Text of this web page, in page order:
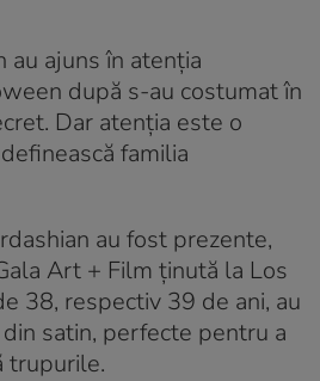
au ajuns în atenția
după s-au costumat în
Dar atenția este o
familia
au fost prezente,
Art + Film ținută la Los
38, respectiv 39 de ani, au
satin, perfecte pentru a
trupurile.